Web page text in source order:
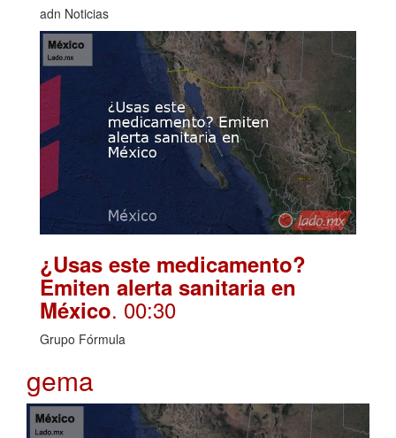
adn Noticias
¿Usas este medicamento?
Emiten alerta sanitaria en
México. 00:30
Grupo Fórmula
gema